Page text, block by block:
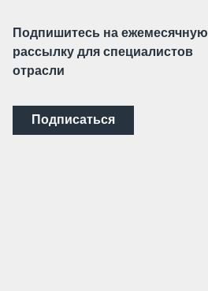
Подпишитесь на ежемесячную
рассылку для специалистов
отрасли
Подписаться